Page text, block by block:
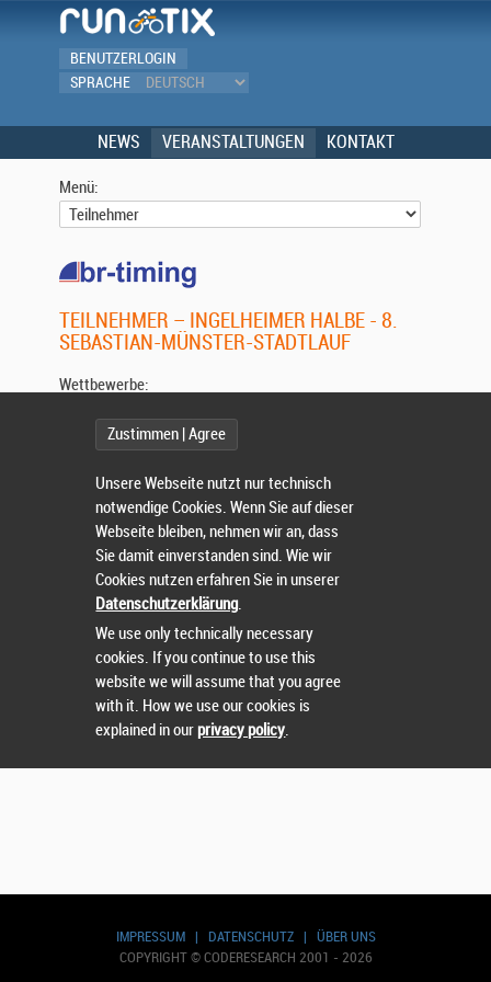
BENUTZERLOGIN
SPRACHE
NEWS VERANSTALTUNGEN KONTAKT
Menü:
TEILNEHMER – INGELHEIMER HALBE - 8.
SEBASTIAN-MÜNSTER-STADTLAUF
IMPRESSUM| DATENSCHUTZ| ÜBER UNS
COPYRIGHT © CODERESEARCH 2001 - 2026
Wettbewerbe:
Suchen
Zustimmen | Agree
Unsere Webseite nutzt nur technisch
notwendige Cookies. Wenn Sie auf dieser
Webseite bleiben, nehmen wir an, dass
Sie damit einverstanden sind. Wie wir
Cookies nutzen erfahren Sie in unserer
Datenschutzerklärung.
We use only technically necessary
cookies. If you continue to use this
website we will assume that you agree
with it. How we use our cookies is
explained in ourprivacy policy.